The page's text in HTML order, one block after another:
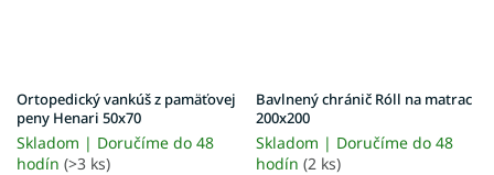
Ortopedický vankúš z pamäťovej
peny Henari 50x70
Skladom | Doručíme do 48
hodín (>3 ks)
Bavlnený chránič Róll na matrac
200x200
Skladom | Doručíme do 48
hodín (2 ks)